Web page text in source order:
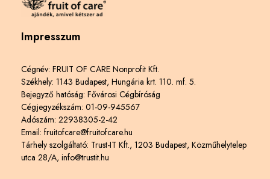
Impresszum
Cégnév: FRUIT OF CARE Nonprofit Kft.
Székhely: 1143 Budapest, Hungária krt. 110. mf. 5.
Bejegyző hatóság: Fővárosi Cégbíróság
Cégjegyzékszám: 01-09-945567
Adószám: 22938305-2-42
Email: fruitofcare@fruitofcare.hu
Tárhely szolgáltató: Trust-IT Kft., 1203 Budapest, Közműhelytelep
utca 28/A, info@trustit.hu